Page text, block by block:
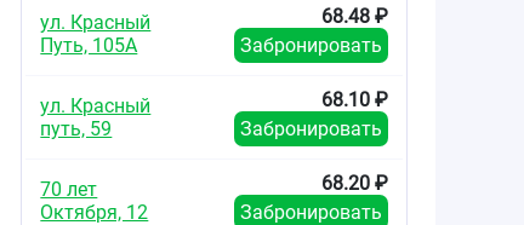
ул. Красный
Путь, 105А
68.48 ₽
Забронировать
ул. Красный
путь, 59
68.10 ₽
Забронировать
70 лет
Октября, 12
68.20 ₽
Забронировать